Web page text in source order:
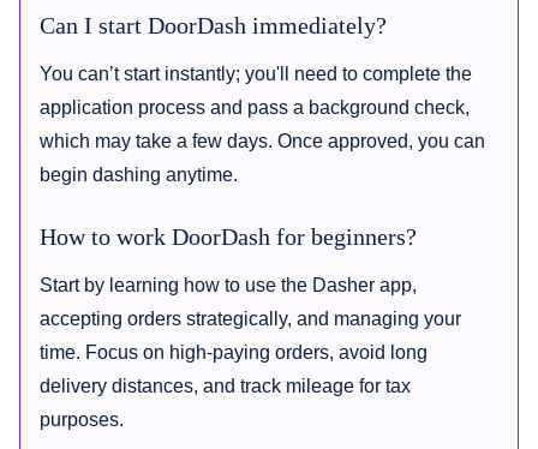
Can I start DoorDash immediately?
You can’t start instantly; you'll need to complete the
application process and pass a background check,
which may take a few days. Once approved, you can
begin dashing anytime.
How to work DoorDash for beginners?
Start by learning how to use the Dasher app,
accepting orders strategically, and managing your
time. Focus on high-paying orders, avoid long
delivery distances, and track mileage for tax
purposes.